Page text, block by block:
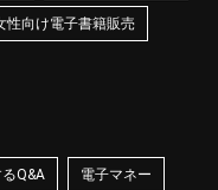
性向け電子書籍販売
Q&A 電子マネー